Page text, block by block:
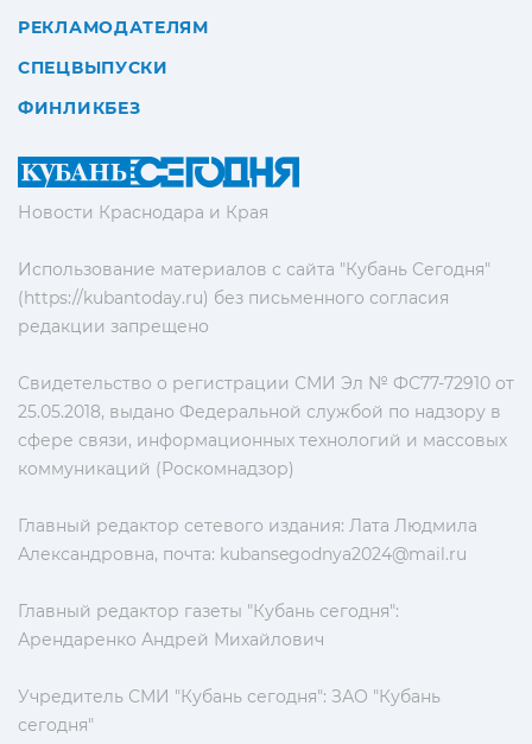
Новости Краснодара и Края
Использование материалов с сайта "Кубань Сегодня"
(https://kubantoday.ru) без письменного согласия
редакции запрещено
Свидетельство о регистрации СМИ Эл № ФС77-72910 от
25.05.2018, выдано Федеральной службой по надзору в
сфере связи, информационных технологий и массовых
коммуникаций (Роскомнадзор)
Главный редактор сетевого издания: Лата Людмила
Александровна, почта: kubansegodnya2024@mail.ru
Главный редактор газеты "Кубань сегодня":
Арендаренко Андрей Михайлович
Учредитель СМИ "Кубань сегодня": ЗАО "Кубань
сегодня"
РЕКЛАМОДАТЕЛЯМ
СПЕЦВЫПУСКИ
ФИНЛИКБЕЗ